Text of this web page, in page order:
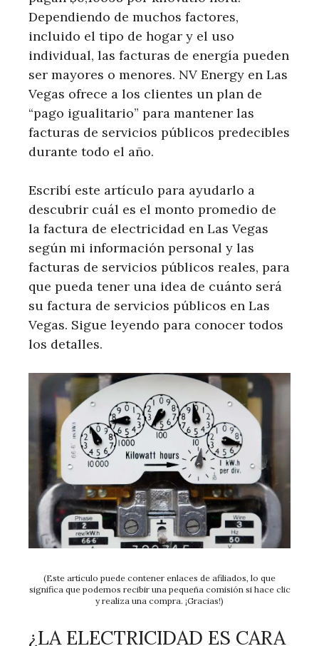
Dependiendo de muchos factores,
incluido el tipo de hogar y el uso
individual, las facturas de energía pueden
ser mayores o menores. NV Energy en Las
Vegas ofrece a los clientes un plan de
“pago igualitario” para mantener las
facturas de servicios públicos predecibles
durante todo el año.
Escribí este artículo para ayudarlo a
descubrir cuál es el monto promedio de
la factura de electricidad en Las Vegas
según mi información personal y las
facturas de servicios públicos reales, para
que pueda tener una idea de cuánto será
su factura de servicios públicos en Las
Vegas. Sigue leyendo para conocer todos
los detalles.
(Este artículo puede contener enlaces de afiliados, lo que
significa que podemos recibir una pequeña comisión si hace clic
y realiza una compra. ¡Gracias!)
¿LA ELECTRICIDAD ES CARA